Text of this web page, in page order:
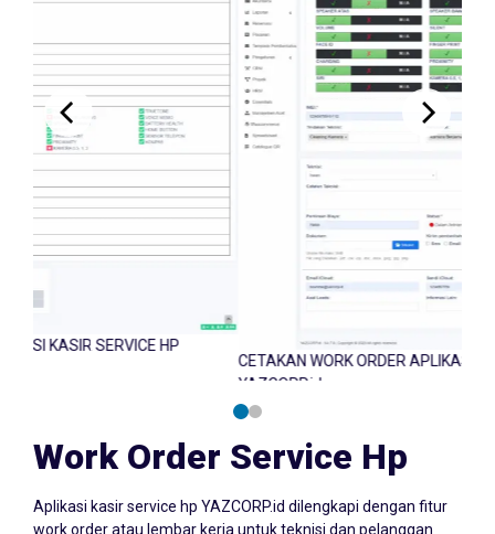
HP
CETAKAN WORK ORDER APLIKASI KASIR SERVICE HP
Work Order Service Hp
Aplikasi kasir service hp YAZCORP.id dilengkapi dengan fitur